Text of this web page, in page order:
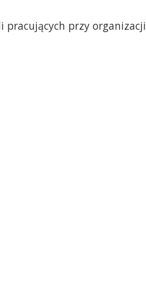
pracujących przy organizacji